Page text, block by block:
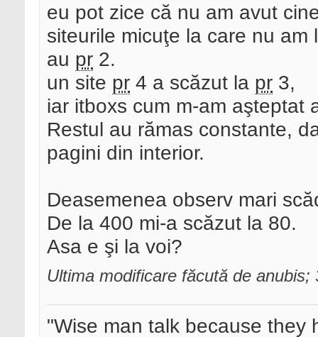
eu pot zice că nu am avut
siteurile micuţe la care nu
au pr 2.
un site pr 4 a scăzut la pr 3,
iar itboxs cum m-am aşteptat
Restul au rămas constante,
pagini din interior.
Deasemenea observ mari
De la 400 mi-a scăzut la 80.
Asa e şi la voi?
Ultima modificare făcută de
"Wise man talk because they